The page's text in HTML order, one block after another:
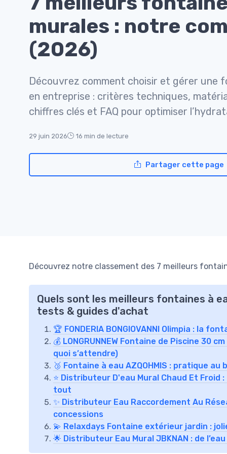
murales : notre
(2026)
Découvrez comment choisir et gérer une
en entreprise : critères techniques,
chiffres clés et FAQ pour optimiser
29 juin 2026 16 min de lecture
Partager cette page
Découvrez notre classement des 7 meilleurs
Quels sont les meilleurs fontaines à
tests & guides d'achat
🏆 FONDERIA BONGIOVANNI Olimpia : la
💰 LONGRUNNEW Fontaine de Piscine 30
quoi s’attendre)
🥉 Fontaine à eau AZQOHMIS : pratique
⭐ Distributeur D'eau Mural Chaud Et
tout
✨ Distributeur Eau Raccordement Au
concessions
💫 Relaxdays Fontaine extérieur jardin :
🌟 Distributeur Eau Mural JBKNAN : de